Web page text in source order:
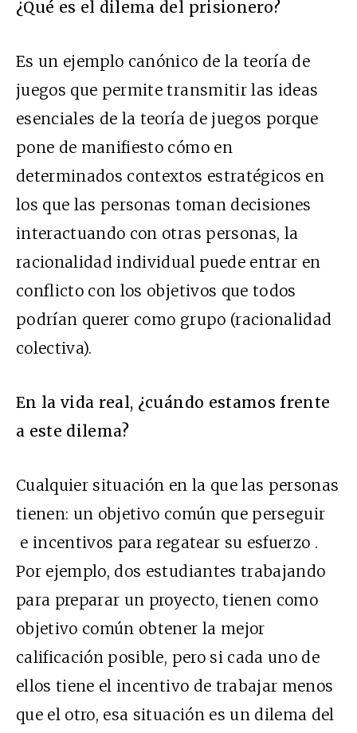
¿Qué es el dilema del prisionero?
Es un ejemplo canónico de la teoría de
juegos que permite transmitir las ideas
esenciales de la teoría de juegos porque
pone de manifiesto cómo en
determinados contextos estratégicos en
los que las personas toman decisiones
interactuando con otras personas, la
racionalidad individual puede entrar en
conflicto con los objetivos que todos
podrían querer como grupo (racionalidad
colectiva).
En la vida real, ¿cuándo estamos frente
a este dilema?
Cualquier situación en la que las personas
tienen: un objetivo común que perseguir
e incentivos para regatear su esfuerzo .
Por ejemplo, dos estudiantes trabajando
para preparar un proyecto, tienen como
objetivo común obtener la mejor
calificación posible, pero si cada uno de
ellos tiene el incentivo de trabajar menos
que el otro, esa situación es un dilema del